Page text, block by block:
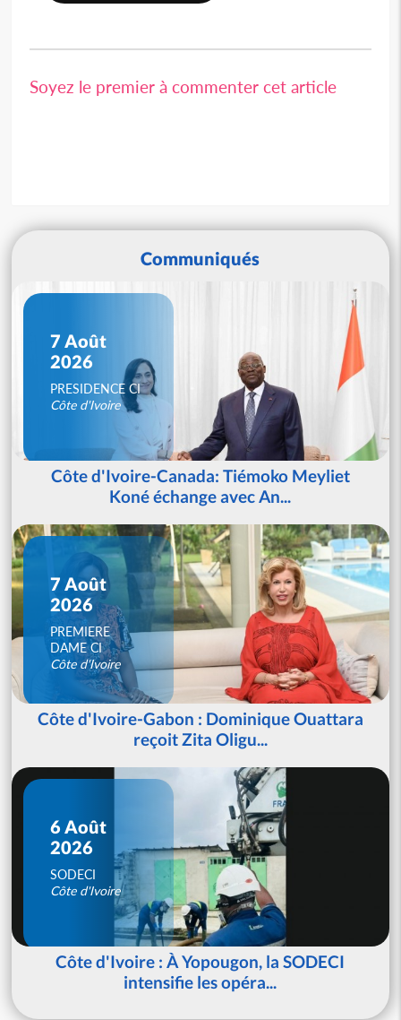
Soyez le premier à commenter cet article
Communiqués
7 Août
2026
PRESIDENCE CI
Côte d'Ivoire
Côte d'Ivoire-Canada: Tiémoko Meyliet
Koné échange avec An...
7 Août
2026
PREMIERE
DAME CI
Côte d'Ivoire
Côte d'Ivoire-Gabon : Dominique Ouattara
reçoit Zita Oligu...
6 Août
2026
SODECI
Côte d'Ivoire
Côte d'Ivoire : À Yopougon, la SODECI
intensifie les opéra...